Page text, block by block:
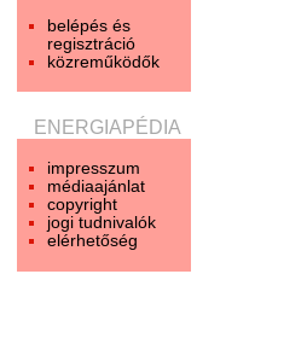
belépés és
regisztráció
közreműködők
ENERGIAPÉDIA
impresszum
médiaajánlat
copyright
jogi tudnivalók
elérhetőség